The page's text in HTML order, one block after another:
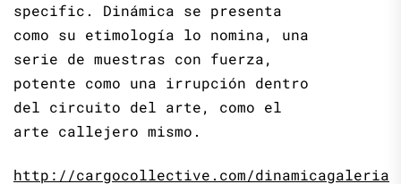
specific. Dinámica se presenta
como su etimología lo nomina, una
serie de muestras con fuerza,
potente como una irrupción dentro
del circuito del arte, como el
arte callejero mismo.
http://cargocollective.com/dinamicagaleria